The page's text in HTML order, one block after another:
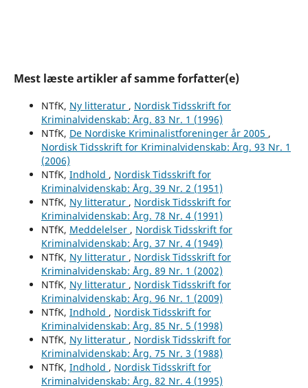
Mest læste artikler af samme forfatter(e)
NTfK, Ny litteratur , Nordisk Tidsskrift for
Kriminalvidenskab: Årg. 83 Nr. 1 (1996)
NTfK, De Nordiske Kriminalistforeninger år 2005 ,
Nordisk Tidsskrift for Kriminalvidenskab: Årg. 93 Nr. 1
(2006)
NTfK, Indhold , Nordisk Tidsskrift for
Kriminalvidenskab: Årg. 39 Nr. 2 (1951)
NTfK, Ny litteratur , Nordisk Tidsskrift for
Kriminalvidenskab: Årg. 78 Nr. 4 (1991)
NTfK, Meddelelser , Nordisk Tidsskrift for
Kriminalvidenskab: Årg. 37 Nr. 4 (1949)
NTfK, Ny litteratur , Nordisk Tidsskrift for
Kriminalvidenskab: Årg. 89 Nr. 1 (2002)
NTfK, Ny litteratur , Nordisk Tidsskrift for
Kriminalvidenskab: Årg. 96 Nr. 1 (2009)
NTfK, Indhold , Nordisk Tidsskrift for
Kriminalvidenskab: Årg. 85 Nr. 5 (1998)
NTfK, Ny litteratur , Nordisk Tidsskrift for
Kriminalvidenskab: Årg. 75 Nr. 3 (1988)
NTfK, Indhold , Nordisk Tidsskrift for
Kriminalvidenskab: Årg. 82 Nr. 4 (1995)